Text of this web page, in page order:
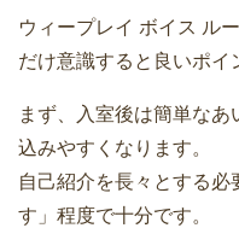
ウィープレイ ボイス ル
だけ意識すると良いポイ
まず、入室後は簡単な
込みやすくなります。
自己紹介を長々とする必
す」程度で十分です。